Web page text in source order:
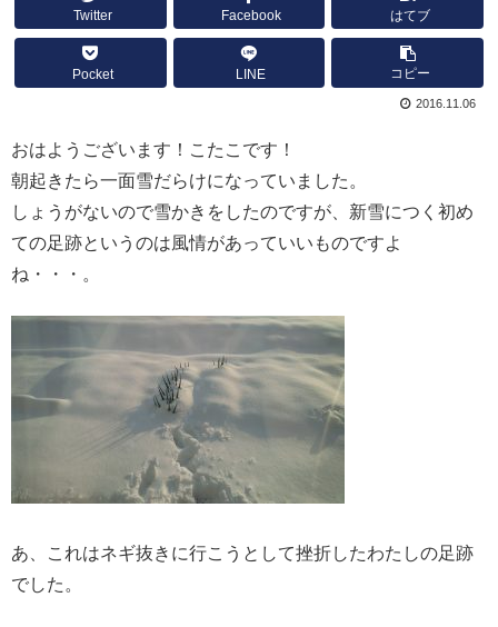
Twitter Facebook はてブ
Pocket LINE コピー
2016.11.06
おはようございます！こたこです！
朝起きたら一面雪だらけになっていました。
しょうがないので雪かきをしたのですが、新雪につく初め
ての足跡というのは風情があっていいものですよ
ね・・・。
あ、これはネギ抜きに行こうとして挫折したわたしの足跡
でした。